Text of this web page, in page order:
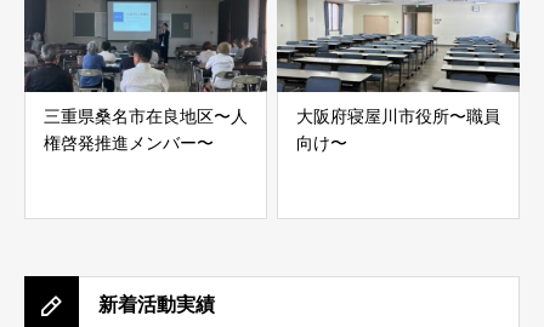
三重県桑名市在良地区〜人
権啓発推進メンバー〜
大阪府寝屋川市役所〜職員
向け〜
新着活動実績